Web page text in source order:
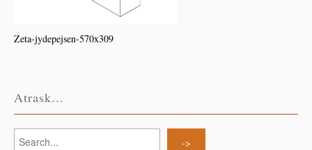
Zeta-jydepejsen-570x309
Atrask...